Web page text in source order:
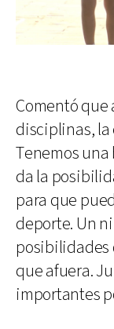
Comentó que
disciplinas, la
Tenemos
da la
para que
deporte. Un
posibilidades
que afuera.
importantes